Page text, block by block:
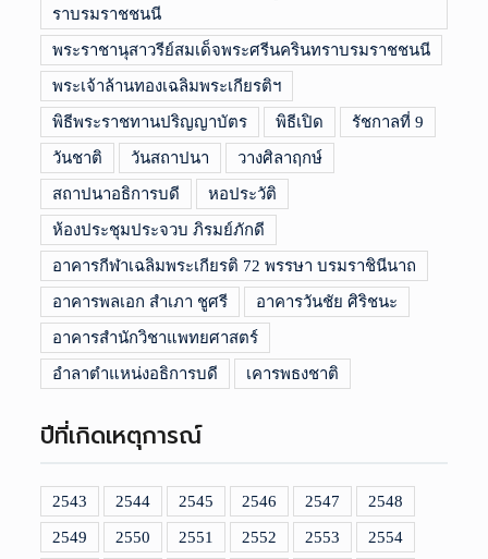
ราบรมราชชนนี
พระราชานุสาวรีย์สมเด็จพระศรีนครินทราบรมราชชนนี
พระเจ้าล้านทองเฉลิมพระเกียรติฯ
พิธีพระราชทานปริญญาบัตร พิธีเปิด รัชกาลที่ 9
วันชาติ วันสถาปนา วางศิลาฤกษ์
สถาปนาอธิการบดี หอประวัติ
ห้องประชุมประจวบ ภิรมย์ภักดี
อาคารกีฬาเฉลิมพระเกียรติ 72 พรรษา บรมราชินีนาถ
อาคารพลเอก สำเภา ชูศรี อาคารวันชัย ศิริชนะ
อาคารสำนักวิชาแพทยศาสตร์
อำลาตำแหน่งอธิการบดี เคารพธงชาติ
ปีที่เกิดเหตุการณ์
2543 2544 2545 2546 2547 2548
2549 2550 2551 2552 2553 2554